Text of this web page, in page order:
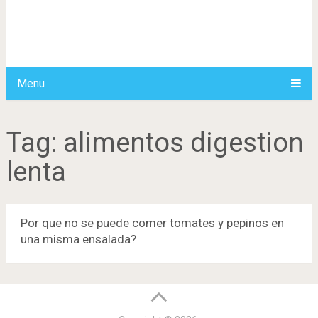
Menu
Tag: alimentos digestion
lenta
Por que no se puede comer tomates y pepinos en
una misma ensalada?